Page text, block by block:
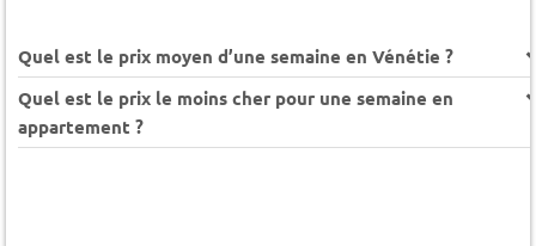
Quel est le prix moyen d’une semaine en Vénétie ?
Quel est le prix le moins cher pour une semaine en
appartement ?